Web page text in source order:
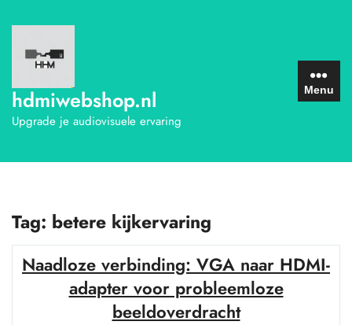
naar
inhoud
hdmiwebshop.nl
Upgrade je audiovisuele ervaring
Menu
Tag: betere kijkervaring
Naadloze verbinding: VGA naar HDMI-
adapter voor probleemloze
beeldoverdracht